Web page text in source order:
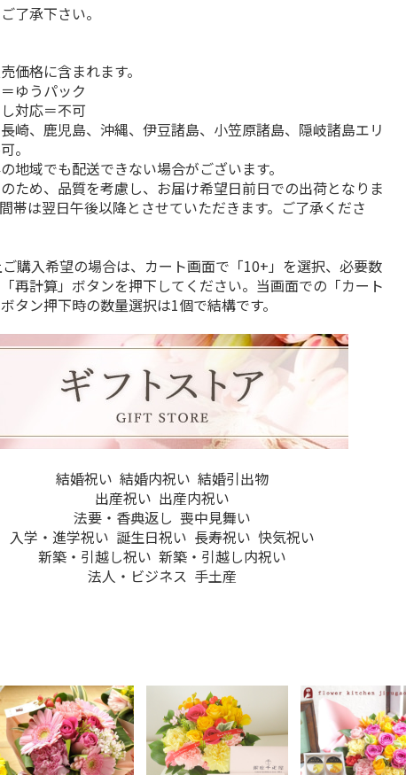
おまかせ スタ
ィングブーケ
ンク系）
（5）
円
・税込)
を入れて）
3,850円
(送料・税込)
（ミックス）
3,675円
(送料・税込)
ツ】ユリのお供
レンジ（白・青紫
(送料・税込)
了承下さい。
価格に含まれます。
ゆうパック
対応＝不可
崎、鹿児島、沖縄、伊豆諸島、小笠原諸島、隠岐諸島エリ
。
地域でも配送できない場合がございます。
ため、品質を考慮し、お届け希望日前日での出荷となりま
帯は翌日午後以降とさせていただきます。ご了承くださ
購入希望の場合は、カート画面で「10+」を選択、必要数
再計算」ボタンを押下してください。当画面での「カート
タン押下時の数量選択は1個で結構です。
結婚祝い 結婚内祝い 結婚引出物
出産祝い 出産内祝い
法要・香典返し 喪中見舞い
入学・進学祝い 誕生日祝い 長寿祝い 快気祝い
新築・引越し祝い 新築・引越し内祝い
法人・ビジネス 手土産